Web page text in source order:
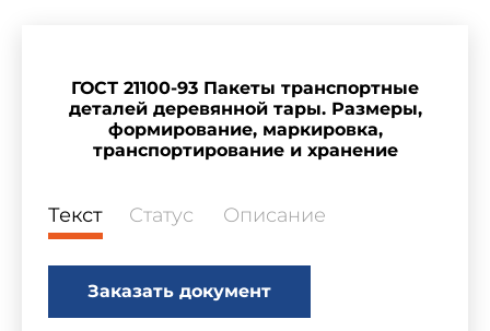
ГОСТ 21100-93 Пакеты транспортные
деталей деревянной тары. Размеры,
формирование, маркировка,
транспортирование и хранение
Текст Статус Описание
Заказать документ